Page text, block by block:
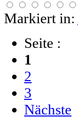
Markiert in:
Seite :
1
2
3
Nächste